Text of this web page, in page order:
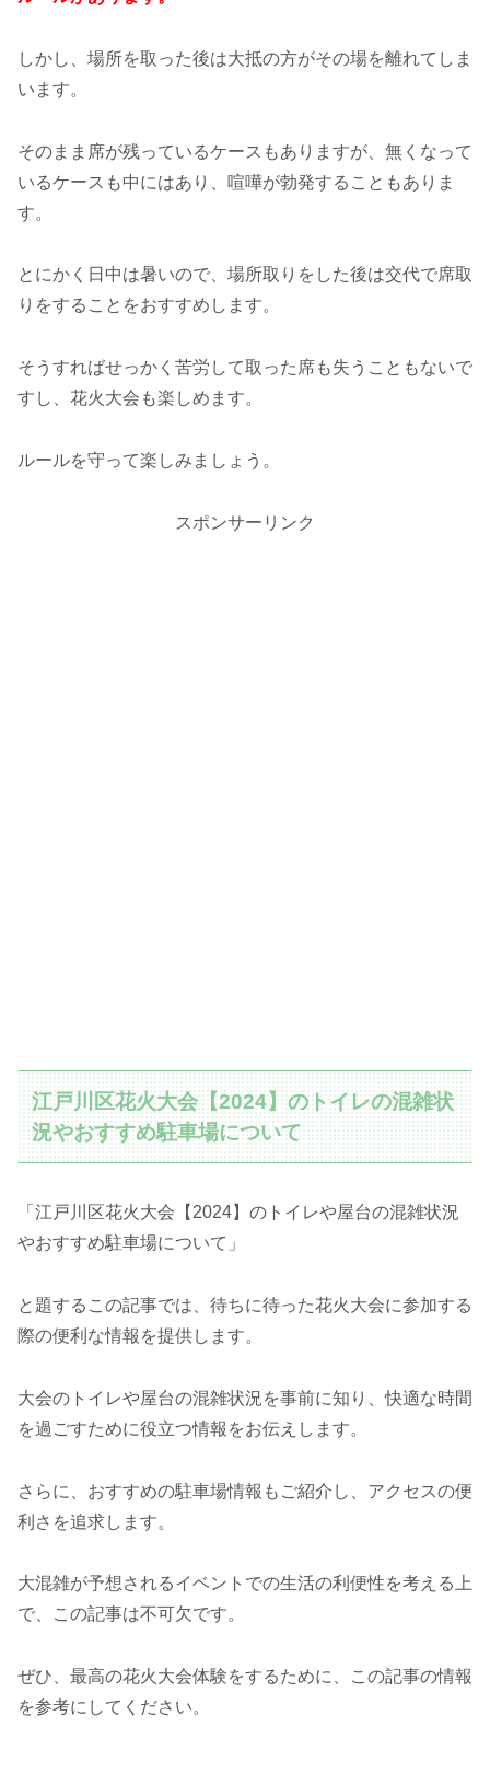
しかし、場所を取った後は大抵の方がその場を離れてしま
います。
そのまま席が残っているケースもありますが、無くなって
いるケースも中にはあり、喧嘩が勃発することもありま
す。
とにかく日中は暑いので、場所取りをした後は交代で席取
りをすることをおすすめします。
そうすればせっかく苦労して取った席も失うこともないで
すし、花火大会も楽しめます。
ルールを守って楽しみましょう。
スポンサーリンク
江戸川区花火大会【2024】のトイレの混雑状
況やおすすめ駐車場について
「江戸川区花火大会【2024】のトイレや屋台の混雑状況
やおすすめ駐車場について」
と題するこの記事では、待ちに待った花火大会に参加する
際の便利な情報を提供します。
大会のトイレや屋台の混雑状況を事前に知り、快適な時間
を過ごすために役立つ情報をお伝えします。
さらに、おすすめの駐車場情報もご紹介し、アクセスの便
利さを追求します。
大混雑が予想されるイベントでの生活の利便性を考える上
で、この記事は不可欠です。
ぜひ、最高の花火大会体験をするために、この記事の情報
を参考にしてください。